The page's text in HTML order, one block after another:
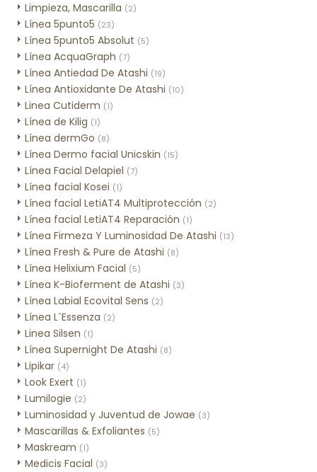
Limpieza, Mascarilla (2)
Línea 5punto5 (23)
Línea 5punto5 Absolut (5)
Línea AcquaGraph (7)
Línea Antiedad De Atashi (19)
Línea Antioxidante De Atashi (10)
Linea Cutiderm (1)
Línea de Kilig (1)
Línea dermGo (8)
Línea Dermo facial Unicskin (15)
Línea Facial Delapiel (7)
Línea facial Kosei (1)
Línea facial LetiAT4 Multiprotección (2)
Línea facial LetiAT4 Reparación (1)
Línea Firmeza Y Luminosidad De Atashi (13)
Línea Fresh & Pure de Atashi (8)
Línea Helixium Facial (5)
Línea K-Bioferment de Atashi (3)
Línea Labial Ecovital Sens (2)
Línea L`Essenza (2)
Linea Silsen (1)
Línea Supernight De Atashi (8)
Lipikar (4)
Look Exert (1)
Lumilogie (2)
Luminosidad y Juventud de Jowae (3)
Mascarillas & Exfoliantes (5)
Maskream (1)
Medicis Facial (3)